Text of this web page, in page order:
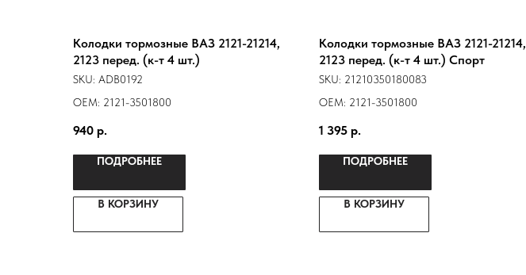
Колодки тормозные ВАЗ 2121-21214,
2123 перед. (к-т 4 шт.)
SKU: ADB0192
ОЕМ: 2121-3501800
940 р.
ПОДРОБНЕЕ
В КОРЗИНУ
Колодки тормозные ВАЗ 2121-21214,
2123 перед. (к-т 4 шт.) Спорт
SKU: 21210350180083
ОЕМ: 2121-3501800
1 395 р.
ПОДРОБНЕЕ
В КОРЗИНУ